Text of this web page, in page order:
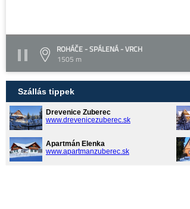
ROHÁČE - SPÁLENÁ - VRCH
1505 m
Szállás tippek
Drevenice Zuberec
www.drevenicezuberec.sk
Apartmán Elenka
www.apartmanzuberec.sk